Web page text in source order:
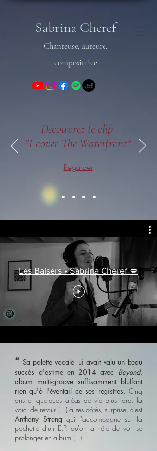
Sabrina Cheref
Chanteuse, auteure,
compositrice
Découvrez le clip
"I cover The Waterfront"
Regarder
Les Baisers • Sabrina Cheref 💋
" Sa palette vocale lui avait valu un beau
succès d'estime en 2014 avec Beyond,
album multi-groove suffisamment bluffant
rien qu'à l'éventail de ses registres. Cinq
ans et quelques aléas de vie plus tard, la
voici de retour (...) à ses côtés, surprise, c'est
Anthony Strongqui l'accompagne sur la
pochette d'un E.P. qu'on a hâte de voir se
prolonger en album (...)